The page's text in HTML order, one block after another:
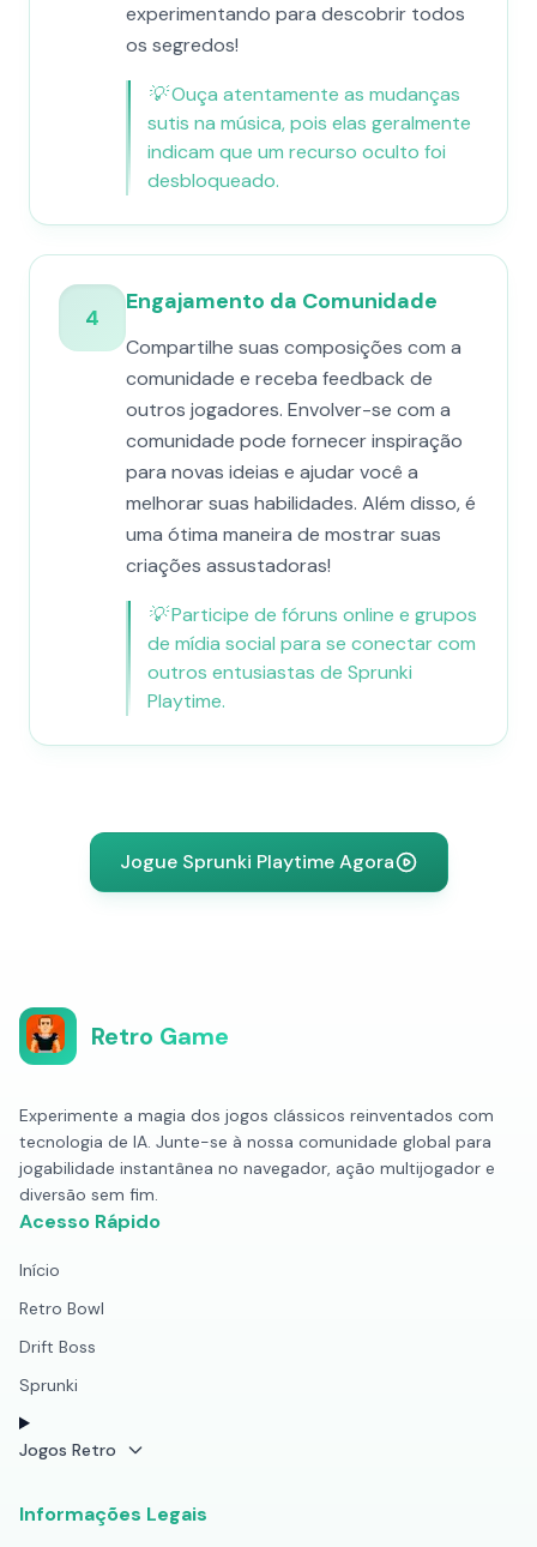
experimentando para descobrir todos
os segredos!
💡Ouça atentamente as mudanças
sutis na música, pois elas geralmente
indicam que um recurso oculto foi
desbloqueado.
4
Engajamento da Comunidade
Compartilhe suas composições com a
comunidade e receba feedback de
outros jogadores. Envolver-se com a
comunidade pode fornecer inspiração
para novas ideias e ajudar você a
melhorar suas habilidades. Além disso, é
uma ótima maneira de mostrar suas
criações assustadoras!
💡Participe de fóruns online e grupos
de mídia social para se conectar com
outros entusiastas de Sprunki
Playtime.
Jogue Sprunki Playtime Agora
Retro Game
Experimente a magia dos jogos clássicos reinventados com
tecnologia de IA. Junte-se à nossa comunidade global para
jogabilidade instantânea no navegador, ação multijogador e
diversão sem fim.
Acesso Rápido
Início
Retro Bowl
Drift Boss
Sprunki
Jogos Retro
Informações Legais